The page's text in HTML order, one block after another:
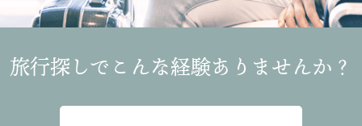
旅行探しでこんな経験ありませんか？